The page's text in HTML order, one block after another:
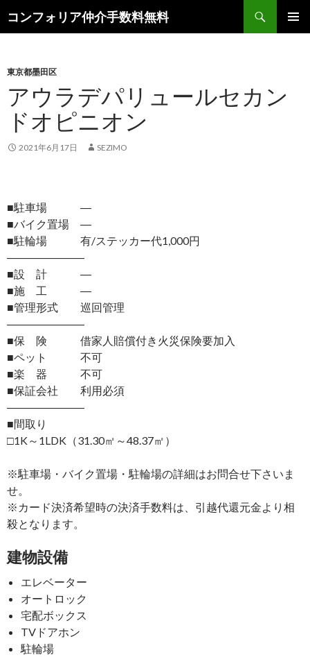
コンフォリア仲介手数料無料
索
ン
ツ
へ
ス
キ
ッ
東京都墨田区
アウラデパリュールセカン
ドオピニオン
2021年6月17日 SEZIMO
■駐車場 ―
■バイク置場 ―
■駐輪場 有/ステッカー代1,000円
―――――――
■設 計 ―
■施 工 ―
■管理形式 巡回管理
―――――――
■保 険 借家人賠償付き火災保険要加入
■ペット 不可
■楽 器 不可
■保証会社 利用必須
―――――――
■間取り
□1K～1LDK（31.30㎡～48.37㎡）
※駐車場・バイク置場・駐輪場の詳細はお問合せ下さいま
せ。
※カード決済希望時の決済手数料は、引越代還元金より相
殺となります。
建物設備
エレベーター
オートロック
宅配ボックス
TVドアホン
駐輪場